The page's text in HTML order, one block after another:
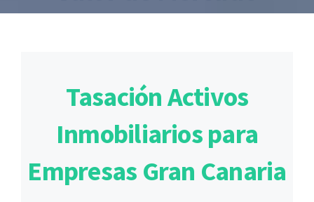
Tasación Activos
Inmobiliarios para
Empresas Gran Canaria